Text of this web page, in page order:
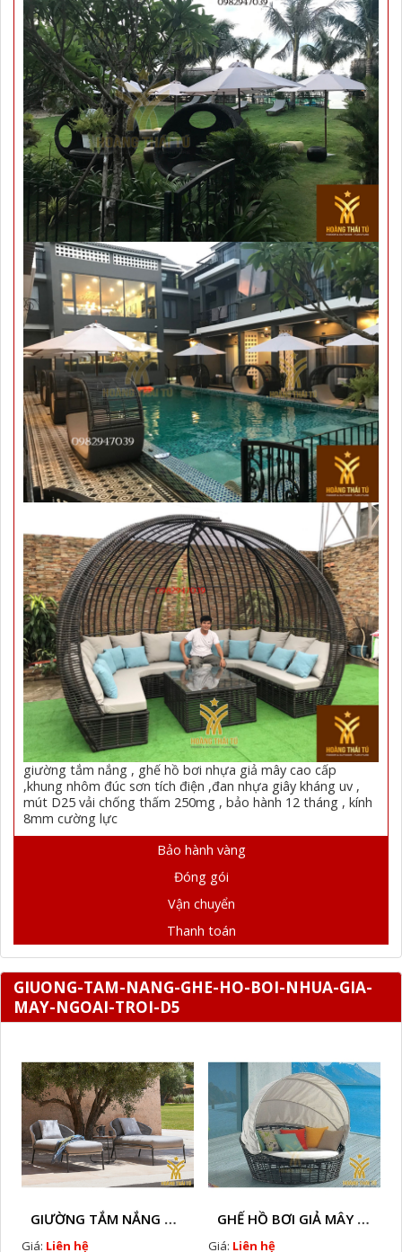
giường tắm nắng , ghế hồ bơi nhựa giả mây cao cấp
,khung nhôm đúc sơn tích điện ,đan nhựa giây kháng uv ,
mút D25 vải chống thấm 250mg , bảo hành 12 tháng , kính
8mm cường lực
Bảo hành vàng
Đóng gói
Vận chuyển
Thanh toán
GIUONG-TAM-NANG-GHE-HO-BOI-NHUA-GIA-
MAY-NGOAI-TROI-D5
GIƯỜNG TẮM NẮNG GIẢ MÂY HTT - B78
Giá: Liên hệ
GHẾ HỒ BƠI GIẢ MÂY HTT - B36
Giá: Liên hệ